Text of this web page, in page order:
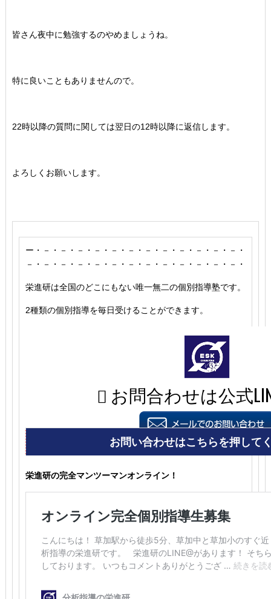
皆さん夜中に勉強するのやめましょうね。
特に良いこともありませんので。
22時以降の質問に関しては翌日の12時以降に返信します。
よろしくお願いします。
ー・－・－・－・－・－・－・－・－・－・－・－・－・
－・－・－・－・－・－・－・－・－・－・－・－・－・
栄進研は全国のどこにもない唯一無二の個別指導塾です。
2種類の個別指導を毎日受けることができます。
栄進研の完全マンツーマンオンライン！